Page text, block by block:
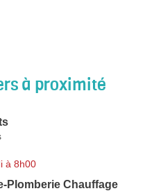
à proximité
à 8h00
Plomberie Chauffage